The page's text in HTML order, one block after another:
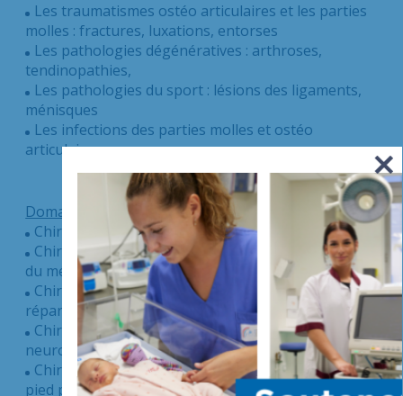
Les traumatismes ostéo articulaires et les parties
molles : fractures, luxations, entorses
Les pathologies dégénératives : arthroses,
tendinopathies,
Les pathologies du sport : lésions des ligaments,
ménisques
Les infections des parties molles et ostéo
articulaires
Domaines de compétences :
Chirurgie de la hanche : Prothèse, ostéosynthèse
Chirurgie du genou : Ligamentoplastie, chirurgie
du ménisque, prothèse, ostéotomie …
Chirurgie de l’épaule : Traitement de l’instabilité,
réparation de la coiffe, prothèse,
Chirurgie du coude : prothèse, libération
neurologique…
Chirurgie du pied et de la cheville : Hallux valgus,
pied plat, pied creux, arthrodèse…